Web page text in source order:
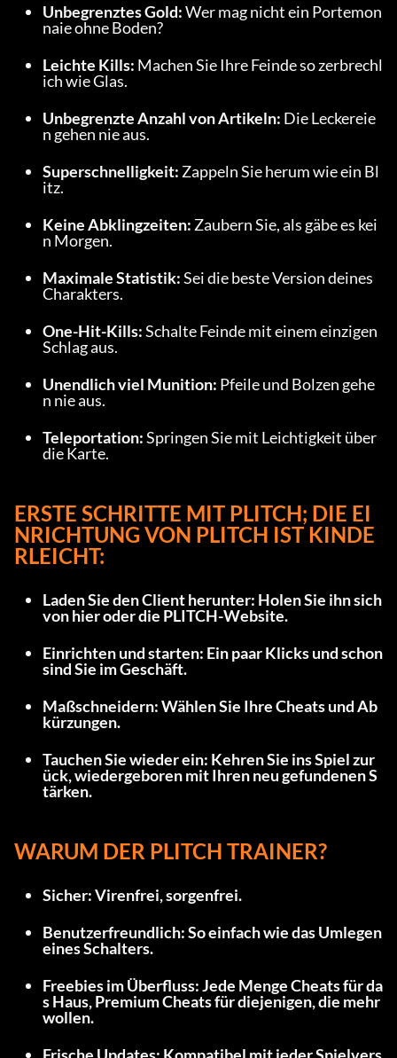
Unbegrenztes Gold: Wer mag nicht ein Portemon
naie ohne Boden?
Leichte Kills: Machen Sie Ihre Feinde so zerbrechl
ich wie Glas.
Unbegrenzte Anzahl von Artikeln: Die Leckereie
n gehen nie aus.
Superschnelligkeit: Zappeln Sie herum wie ein Bl
itz.
Keine Abklingzeiten: Zaubern Sie, als gäbe es kei
n Morgen.
Maximale Statistik: Sei die beste Version deines
Charakters.
One-Hit-Kills: Schalte Feinde mit einem einzigen
Schlag aus.
Unendlich viel Munition: Pfeile und Bolzen gehe
n nie aus.
Teleportation: Springen Sie mit Leichtigkeit über
die Karte.
ERSTE SCHRITTE MIT PLITCH; DIE EI
NRICHTUNG VON PLITCH IST KINDE
RLEICHT:
Laden Sie den Client herunter: Holen Sie ihn sich
von hier oder die PLITCH-Website.
Einrichten und starten: Ein paar Klicks und schon
sind Sie im Geschäft.
Maßschneidern: Wählen Sie Ihre Cheats und Ab
kürzungen.
Tauchen Sie wieder ein: Kehren Sie ins Spiel zur
ück, wiedergeboren mit Ihren neu gefundenen S
tärken.
WARUM DER PLITCH TRAINER?
Sicher: Virenfrei, sorgenfrei.
Benutzerfreundlich: So einfach wie das Umlegen
eines Schalters.
Freebies im Überfluss: Jede Menge Cheats für da
s Haus, Premium Cheats für diejenigen, die mehr
wollen.